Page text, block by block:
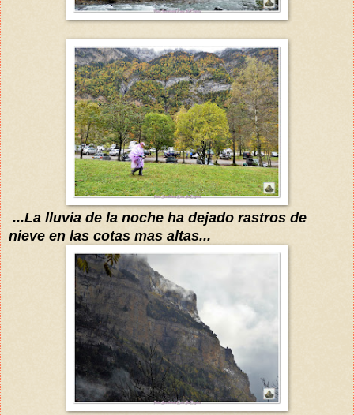
...La lluvia de la noche ha dejado rastros de
nieve en las cotas mas altas...